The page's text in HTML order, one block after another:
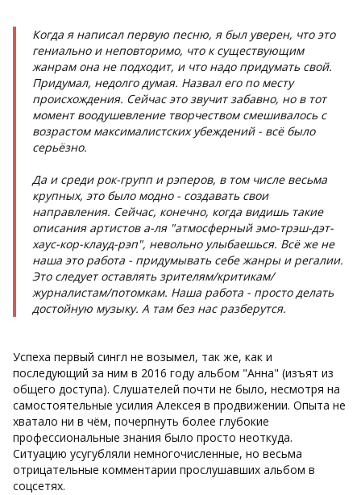
Когда я написал первую песню, я был уверен, что это
гениально и неповторимо, что к существующим
жанрам она не подходит, и что надо придумать свой.
Придумал, недолго думая. Назвал его по месту
происхождения. Сейчас это звучит забавно, но в тот
момент воодушевление творчеством смешивалось с
возрастом максималистских убеждений - всё было
серьёзно.
Да и среди рок-групп и рэперов, в том числе весьма
крупных, это было модно - создавать свои
направления. Сейчас, конечно, когда видишь такие
описания артистов а-ля "атмосферный эмо-трэш-дэт-
хаус-кор-клауд-рэп", невольно улыбаешься. Всё же не
наша это работа - придумывать себе жанры и регалии.
Это следует оставлять зрителям/критикам/
журналистам/потомкам. Наша работа - просто делать
достойную музыку. А там без нас разберутся.
Успеха первый сингл не возымел, так же, как и
последующий за ним в 2016 году альбом "Анна" (изъят из
общего доступа). Слушателей почти не было, несмотря на
самостоятельные усилия Алексея в продвижении. Опыта не
хватало ни в чём, почерпнуть более глубокие
профессиональные знания было просто неоткуда.
Ситуацию усугубляли немногочисленные, но весьма
отрицательные комментарии прослушавших альбом в
соцсетях.